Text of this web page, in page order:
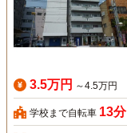
3.5万円 ～4.5万円
学校まで自転車 13分